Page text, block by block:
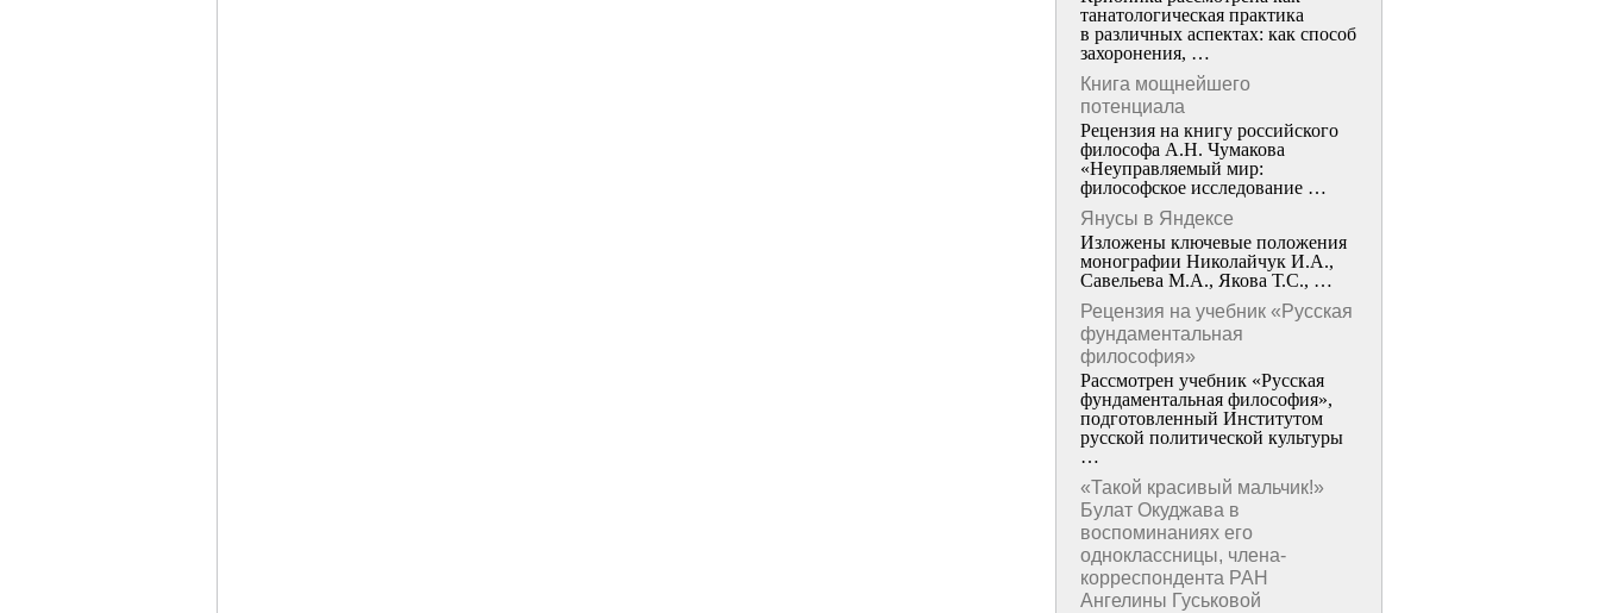
танатологическая практика
в различных аспектах: как способ
захоронения, …
Книга мощнейшего
потенциала
Рецензия на книгу российского
философа А.Н. Чумакова
«Неуправляемый мир:
философское исследование …
Янусы в Яндексе
Изложены ключевые положения
монографии Николайчук И.А.,
Савельева М.А., Якова Т.С., …
Рецензия на учебник «Русская
фундаментальная
философия»
Рассмотрен учебник «Русская
фундаментальная философия»,
подготовленный Институтом
русской политической культуры
…
«Такой красивый мальчик!»
Булат Окуджава в
воспоминаниях его
одноклассницы, члена-
корреспондента РАН
Ангелины Гуськовой